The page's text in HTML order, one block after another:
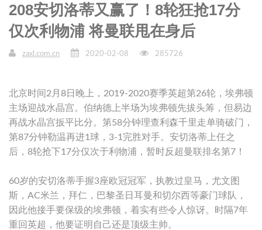
208安切洛蒂又赢了！8轮狂抢17分
仅次利物浦 将曼联甩在身后
zaxl.com.cn 2020-02-08 285726
北京时间2月8日晚上，2019-2020赛季英超第26轮，埃弗顿
主场迎战水晶宫。伯纳德上半场为埃弗顿先拔头筹，但易边
再战水晶宫扳平比分。第58分钟理查利森千里走单骑破门，
第87分钟勒温再进1球，3-1完胜对手。安切洛蒂上任之
后，8轮抢下17分仅次于利物浦，暂时反超曼联排名第7！
60岁的安切洛蒂手握3座欧冠冠军，执教过皇马，尤文图
斯，AC米兰，拜仁，巴黎圣日耳曼和切尔西等豪门球队，
因此他接手要保级的埃弗顿，着实有些令人惊讶。时隔7年
重回英超，他要证明自己还是顶级主帅。